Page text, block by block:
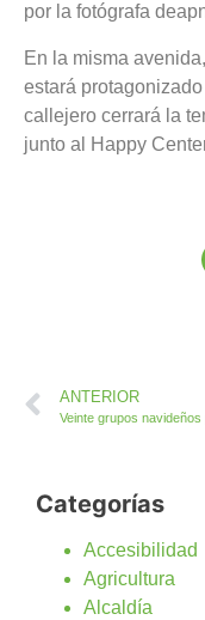
por la fotógrafa
En la misma
estará
callejero cerrará la
junto al Happy
ANTERIOR
Categorías
Accesibilidad
Agricultura
Alcaldía